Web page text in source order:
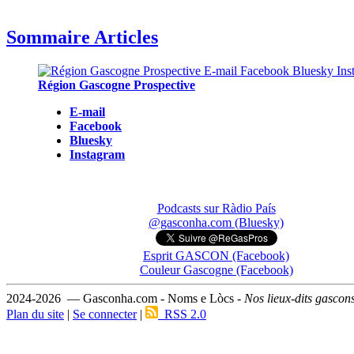
Sommaire Articles
Région Gascogne Prospective
E-mail
Facebook
Bluesky
Instagram
Podcasts sur Ràdio País
@gasconha.com (Bluesky)
Esprit GASCON (Facebook)
Couleur Gascogne (Facebook)
2024-2026 — Gasconha.com - Noms e Lòcs - Nos lieux-dits
Plan du site | Se connecter| RSS 2.0